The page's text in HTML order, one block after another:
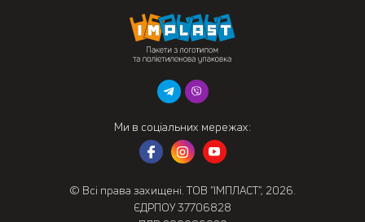
Ми в соціальних мережах:
© Всі права захищені. ТОВ “ІМПЛАСТ”, 2026.
ЄДРПОУ 37706828